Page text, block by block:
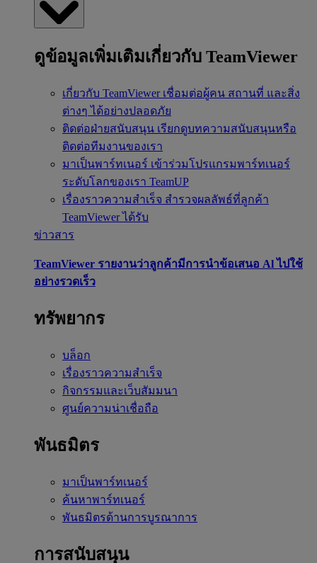
ดูข้อมูลเพิ่มเติมเกี่ยวกับ TeamViewer
เกี่ยวกับ TeamViewer เชื่อมต่อผู้คน สถานที่ และสิ่ง
ต่างๆ ได้อย่างปลอดภัย
ติดต่อฝ่ายสนับสนุน เรียกดูบทความสนับสนุนหรือ
ติดต่อทีมงานของเรา
มาเป็นพาร์ทเนอร์ เข้าร่วมโปรแกรมพาร์ทเนอร์
ระดับโลกของเรา TeamUP
เรื่องราวความสำเร็จ สำรวจผลลัพธ์ที่ลูกค้า
TeamViewer ได้รับ
ข่าวสาร
TeamViewer รายงานว่าลูกค้ามีการนำข้อเสนอ Al ไปใช้
อย่างรวดเร็ว
ทรัพยากร
บล็อก
เรื่องราวความสำเร็จ
กิจกรรมและเว็บสัมมนา
ศูนย์ความน่าเชื่อถือ
พันธมิตร
มาเป็นพาร์ทเนอร์
ค้นหาพาร์ทเนอร์
พันธมิตรด้านการบูรณาการ
การสนับสนุน